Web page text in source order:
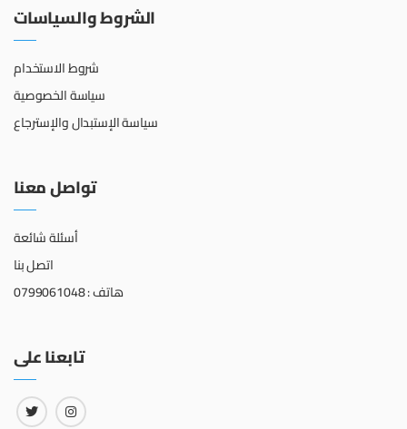
الشروط والسياسات
شروط الاستخدام
سياسة الخصوصية
سياسة الإستبدال والإسترجاع
تواصل معنا
أسئلة شائعة
اتصل بنا
هاتف : 0799061048
تابعنا على